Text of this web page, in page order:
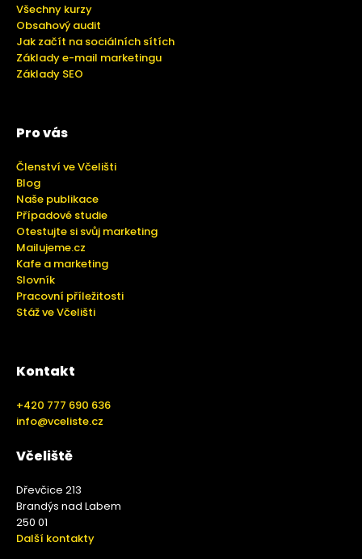
Všechny kurzy
Obsahový audit
Jak začít na sociálních sítích
Základy e-mail marketingu
Základy SEO
Pro vás
Členství ve Včelišti
Blog
Naše publikace
Případové studie
Otestujte si svůj marketing
Mailujeme.cz
Kafe a marketing
Slovník
Pracovní příležitosti
Stáž ve Včelišti
Kontakt
+420 777 690 636
info@vceliste.cz
Včeliště
Dřevčice 213
Brandýs nad Labem
250 01
Další kontakty